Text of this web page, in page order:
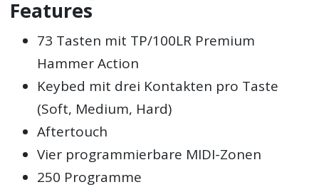
Features
73 Tasten mit TP/100LR Premium
Hammer Action
Keybed mit drei Kontakten pro Taste
(Soft, Medium, Hard)
Aftertouch
Vier programmierbare MIDI-Zonen
250 Programme